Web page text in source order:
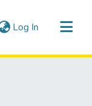
Log In (current)